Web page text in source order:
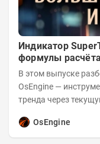
Индикатор
формулы
В этом выпуске
OsEngine —
тренда через
OsEngine